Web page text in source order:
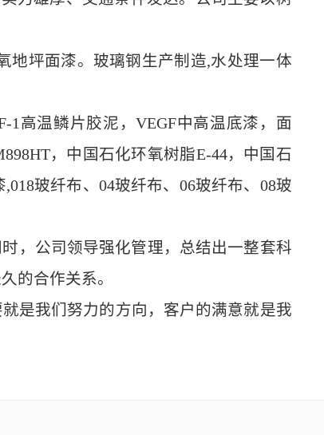
地坪面漆。 玻璃钢生产制造,水处理一体
1高温鳞片胶泥，VEGF中高温底漆，面
，中国石化环氧树脂E-44， 中国石
,018玻纤布、04玻纤布、06玻纤布、08玻
，公司领导强化管理，总结出一整套科
的合作关系。
是我们努力的方向，客户的满意就是我